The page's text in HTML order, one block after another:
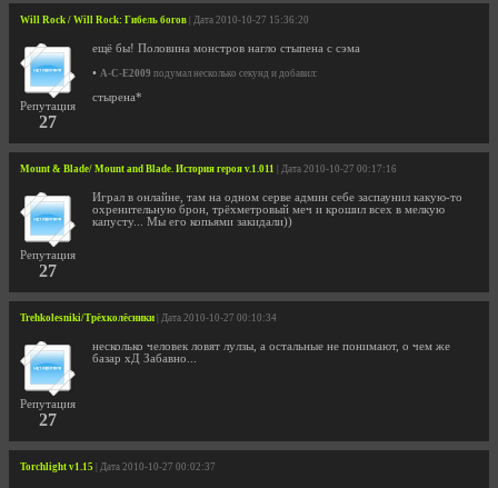
Will Rock / Will Rock: Гибель богов | Дата 2010-10-27 15:36:20
Репутация
27
ещё бы! Половина монстров нагло стыпена с сэма
• A-C-E2009 подумал несколько секунд и добавил:
стырена*
Mount & Blade/ Mount and Blade. История героя v.1.011 | Дата 2010-10-27 00:17:16
Репутация
27
Играл в онлайне, там на одном серве админ себе заспаунил какую-то
охренительную брон, трёхметровый меч и крошил всех в мелкую
капусту... Мы его копьями закидали))
Trehkolesniki/Трёхколёсники | Дата 2010-10-27 00:10:34
Репутация
27
несколько человек ловят лулзы, а остальные не понимают, о чем же
базар хД Забавно...
Torchlight v1.15 | Дата 2010-10-27 00:02:37